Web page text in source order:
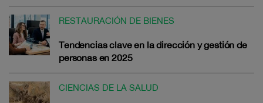
RESTAURACIÓN DE BIENES
Tendencias clave en la dirección y gestión de
personas en 2025
CIENCIAS DE LA SALUD